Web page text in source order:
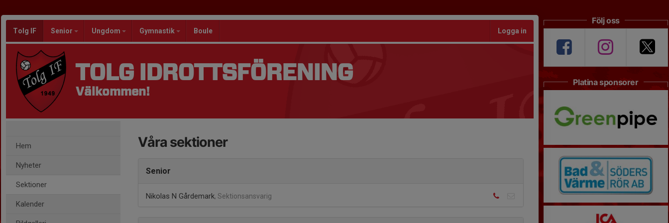
Tolg IF Senior Ungdom Gymnastik Boule Logga in
TOLG IDROTTSFÖRENING
Välkommen!
Hem
Nyheter
Sektioner
Kalender
Våra sektioner
Senior
Nikolas N Gårdemark, Sektionsansvarig
Följ oss
Platina sponsorer